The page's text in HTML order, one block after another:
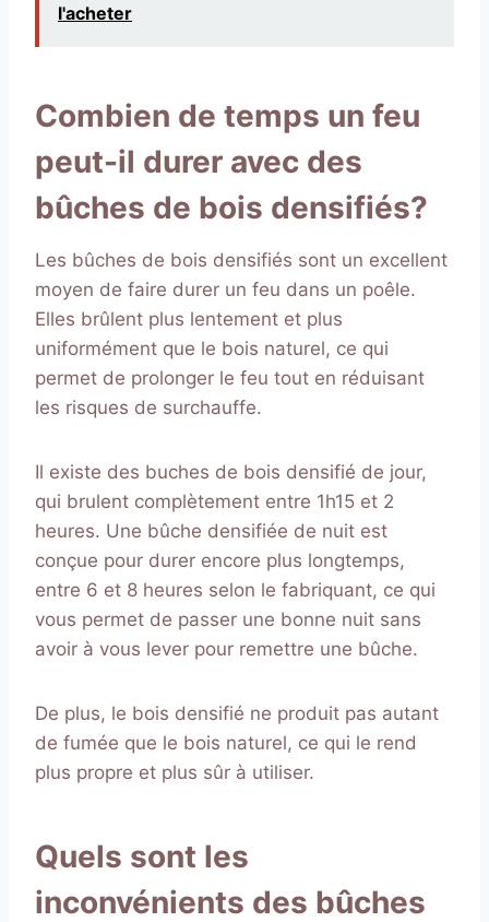
l'acheter
Combien de temps un feu
peut-il durer avec des
bûches de bois densifiés?
Les bûches de bois densifiés sont un excellent
moyen de faire durer un feu dans un poêle.
Elles brûlent plus lentement et plus
uniformément que le bois naturel, ce qui
permet de prolonger le feu tout en réduisant
les risques de surchauffe.
Il existe des buches de bois densifié de jour,
qui brulent complètement entre 1h15 et 2
heures. Une bûche densifiée de nuit est
conçue pour durer encore plus longtemps,
entre 6 et 8 heures selon le fabriquant, ce qui
vous permet de passer une bonne nuit sans
avoir à vous lever pour remettre une bûche.
De plus, le bois densifié ne produit pas autant
de fumée que le bois naturel, ce qui le rend
plus propre et plus sûr à utiliser.
Quels sont les
inconvénients des bûches